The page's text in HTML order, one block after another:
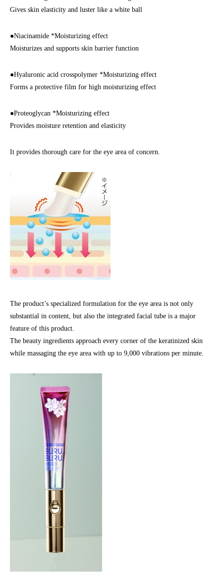
Gives skin elasticity and luster like a white ball
●Niacinamide *Moisturizing effect
Moisturizes and supports skin barrier function
●Hyaluronic acid crosspolymer *Moisturizing effect
Forms a protective film for high moisturizing effect
●Proteoglycan *Moisturizing effect
Provides moisture retention and elasticity
It provides thorough care for the eye area of concern.
The product’s specialized formulation for the eye area is not only
substantial in content, but also the integrated facial tube is a major
feature of this product.
The beauty ingredients approach every corner of the keratinized skin
while massaging the eye area with up to 9,000 vibrations per minute.